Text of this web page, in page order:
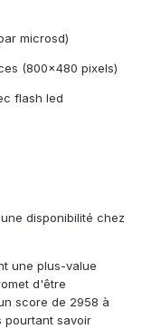
microsd)
(800x480 pixels)
flash led
disponibilité chez
une plus-value
d'être
score de 2958 à
pourtant savoir